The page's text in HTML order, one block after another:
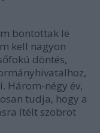
bontottak le
kell nagyon
döntés,
Három-négy év,
tudja, hogy a
ítélt szobrot